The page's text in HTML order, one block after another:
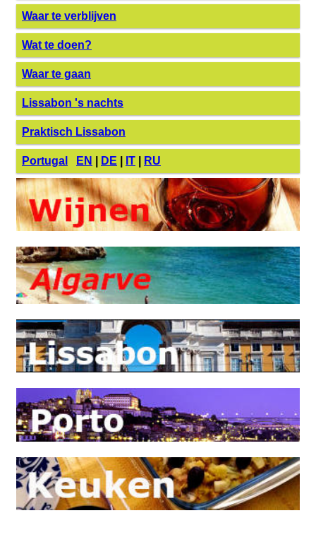
Waar te verblijven
Wat te doen?
Waar te gaan
Lissabon 's nachts
Praktisch Lissabon
Portugal EN DE IT RU